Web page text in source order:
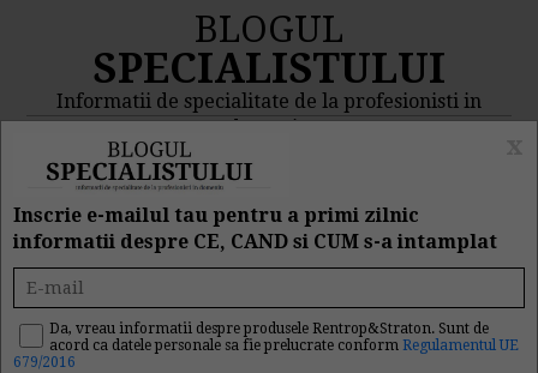
BLOGUL
SPECIALISTULUI
Informatii de specialitate de la profesionisti in
domeniu
MENIU
Vrei sa preiei o firma?
Iata ce trebuie sa faci
Inscrie e-mailul tau pentru a primi zilnic
informatii despre CE, CAND si CUM s-a intamplat
Da, vreau informatii despre produsele Rentrop&Straton. Sunt de
acord ca datele personale sa fie prelucrate conform Regulamentul UE
679/2016